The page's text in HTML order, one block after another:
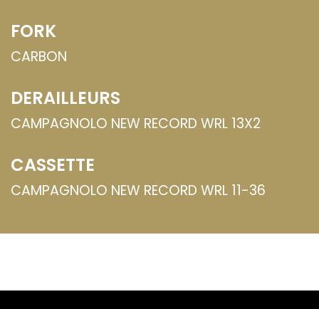
FORK
CARBON
DERAILLEURS
CAMPAGNOLO NEW RECORD WRL 13X2
CASSETTE
CAMPAGNOLO NEW RECORD WRL 11-36